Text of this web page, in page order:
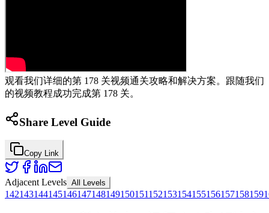
观看我们详细的第 178 关视频通关攻略和解决方案。跟随我们
的视频教程成功完成第 178 关。
Share Level Guide
Copy Link
Adjacent Levels All Levels
142143144145146147148149150151152153154155156157158159